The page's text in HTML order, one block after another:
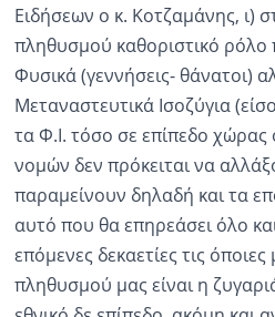
Ειδήσεων ο κ. Κοτζαμάνης, ι)
πληθυσμού καθοριστικό ρόλο
Φυσικά (γεννήσεις- θάνατοι)
Μεταναστευτικά Ισοζύγια
τα Φ.Ι. τόσο σε επίπεδο χώρας
νομών δεν πρόκειται να
παραμείνουν δηλαδή και τα
αυτό που θα επηρεάσει όλο
επόμενες δεκαετίες τις
πληθυσμού μας είναι η